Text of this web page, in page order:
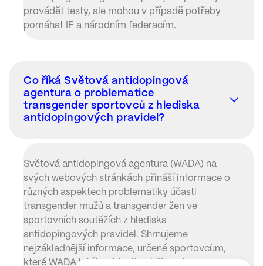
provádět testy, ale mohou v případě potřeby
pomáhat IF a národním federacím.
Co říká Světová antidopingová
agentura o problematice
transgender sportovců z hlediska
antidopingových pravidel?
Světová antidopingová agentura (WADA) na
svých webových stránkách přináší informace o
různých aspektech problematiky účasti
transgender mužů a transgender žen ve
sportovních soutěžích z hlediska
antidopingových pravidel. Shrnujeme
nejzákladnější informace, určené sportovcům,
které WADA k této oblasti publikovala.